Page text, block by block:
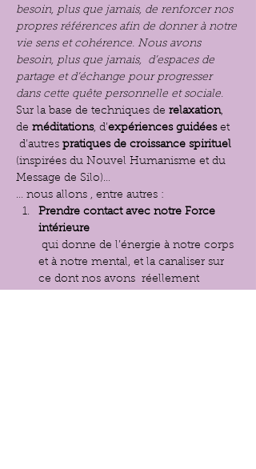
besoin, plus que jamais, de renforcer nos
propres références afin de donner à notre
vie sens et cohérence. Nous avons
besoin, plus que jamais,  d’espaces de
partage et d’échange pour progresser
dans cette quête personnelle et sociale.
Sur la base de techniques de relaxation,
de méditations, d’expériences guidées et
d’autres pratiques de croissance spirituel
(inspirées du Nouvel Humanisme et du
Message de Silo)…
… nous allons , entre autres :
Prendre contact avec notre Force
intérieure
et à notre mental, et la canaliser sur
ce dont nos avons  réellement